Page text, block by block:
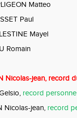
Matteo
Paul
Mayel
Romain
Nicolas-jean, record
record
Nicolas-jean, record